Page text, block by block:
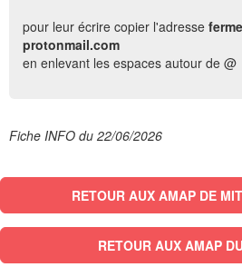
pour leur écrire copier l'adresse
protonmail.com
en enlevant les espaces autour de @
Fiche INFO du 22/06/2026
RETOUR AUX AMAP DE
RETOUR AUX AMAP